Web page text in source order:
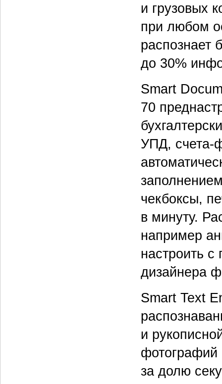
и грузовых
при любом
распознает
до 30%
Smart
70
УПД, счета-
чекбоксы,
в минуту.
например
настроить
дизайнера
Smart Text
и
фотографий
за долю